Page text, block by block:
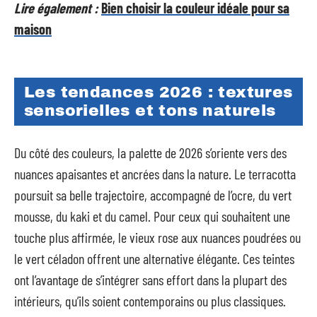
Lire également :Bien choisir la couleur idéale pour sa
maison
Les tendances 2026 : textures
sensorielles et tons naturels
Du côté des couleurs, la palette de 2026 s’oriente vers des
nuances apaisantes et ancrées dans la nature. Le terracotta
poursuit sa belle trajectoire, accompagné de l’ocre, du vert
mousse, du kaki et du camel. Pour ceux qui souhaitent une
touche plus affirmée, le vieux rose aux nuances poudrées ou
le vert céladon offrent une alternative élégante. Ces teintes
ont l’avantage de s’intégrer sans effort dans la plupart des
intérieurs, qu’ils soient contemporains ou plus classiques.